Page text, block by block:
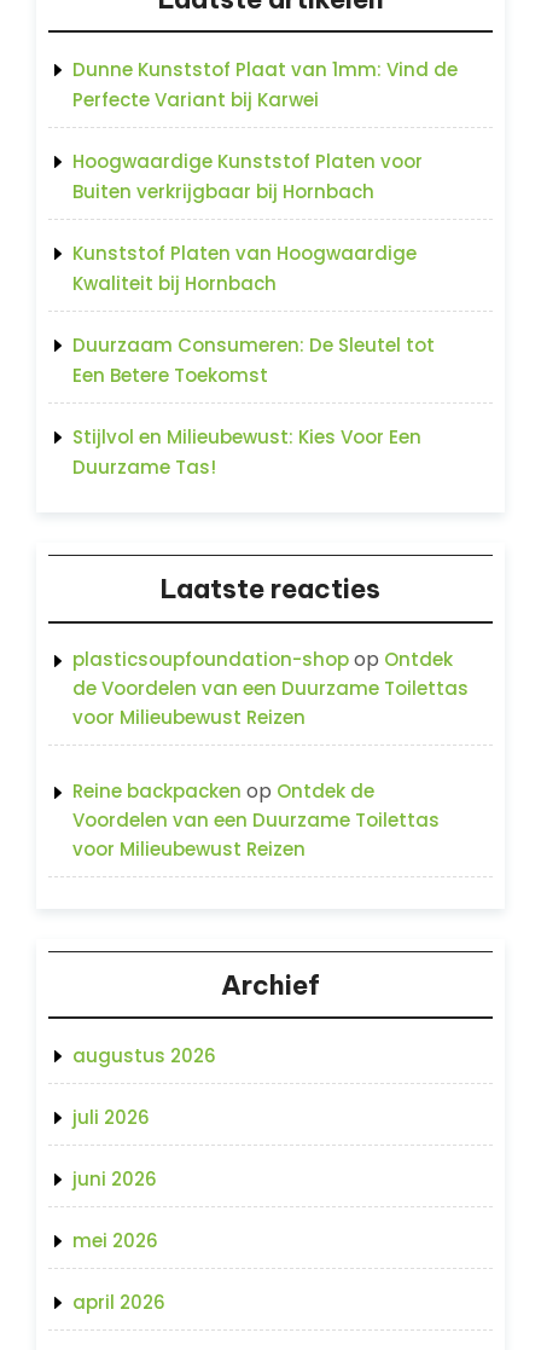
Dunne Kunststof Plaat van 1mm: Vind de
Perfecte Variant bij Karwei
Hoogwaardige Kunststof Platen voor
Buiten verkrijgbaar bij Hornbach
Kunststof Platen van Hoogwaardige
Kwaliteit bij Hornbach
Duurzaam Consumeren: De Sleutel tot
Een Betere Toekomst
Stijlvol en Milieubewust: Kies Voor Een
Duurzame Tas!
Laatste reacties
plasticsoupfoundation-shopop Ontdek
de Voordelen van een Duurzame Toilettas
voor Milieubewust Reizen
Reine backpacken op Ontdek de
Voordelen van een Duurzame Toilettas
voor Milieubewust Reizen
Archief
augustus 2026
juli 2026
juni 2026
mei 2026
april 2026